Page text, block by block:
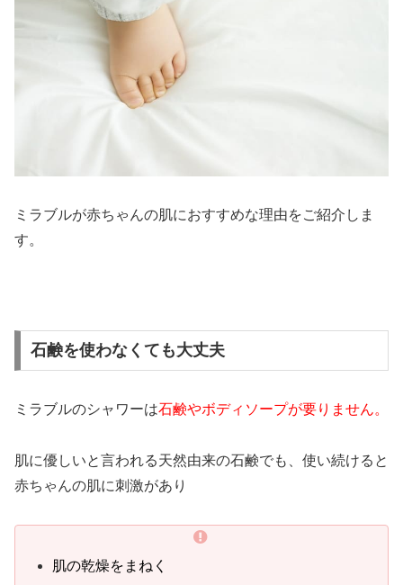
ミラブルが赤ちゃんの肌におすすめな理由をご紹介しま
す。
石鹸を使わなくても大丈夫
ミラブルのシャワーは石鹸やボディソープが要りません。
肌に優しいと言われる天然由来の石鹸でも、使い続けると
赤ちゃんの肌に刺激があり
肌の乾燥をまねく